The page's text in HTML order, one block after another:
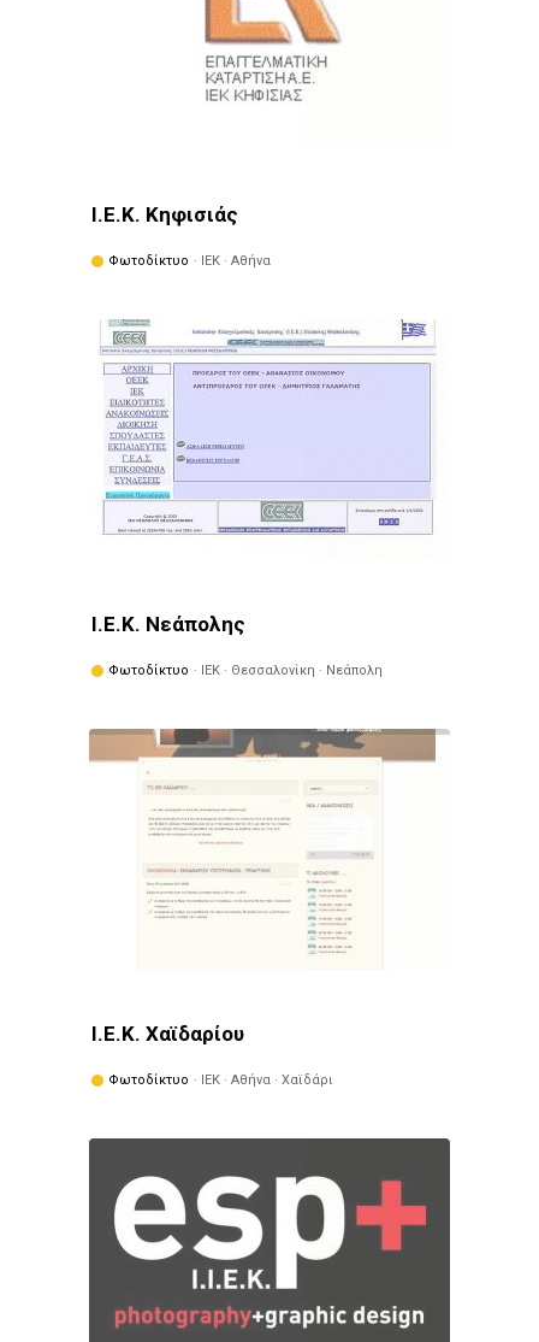
Ι.Ε.Κ. Κηφισιάς
Φωτοδίκτυο · ΙΕΚ · Αθήνα
Ι.Ε.Κ. Νεάπολης
Φωτοδίκτυο · ΙΕΚ · Θεσσαλονίκη · Νεάπολη
Ι.Ε.Κ. Χαϊδαρίου
Φωτοδίκτυο · ΙΕΚ · Αθήνα · Χαϊδάρι